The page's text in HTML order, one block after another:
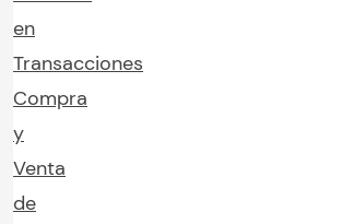
en
Transacciones
Compra
y
Venta
de